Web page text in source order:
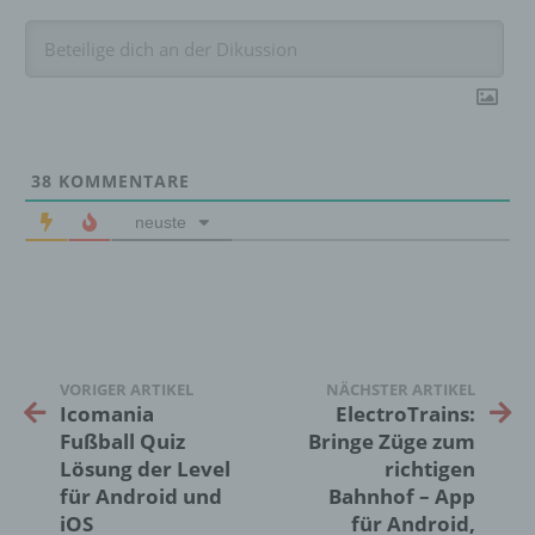
38 KOMMENTARE
neuste
VORIGER ARTIKEL
Icomania
Fußball Quiz
Lösung der Level
für Android und
iOS
NÄCHSTER ARTIKEL
ElectroTrains:
Bringe Züge zum
richtigen
Bahnhof – App
für Android,
natürlichen Person zu analysieren oder
personenbezogener Daten in einer Weise,
Informationen gesondert aufbewahrt werden
und technischen und organisatorischen
Maßnahmen unterliegen, die gewährleisten,
dass die personenbezogenen Daten nicht
einer identifizierten oder identifizierbaren
natürlichen Person zugewiesen werden.